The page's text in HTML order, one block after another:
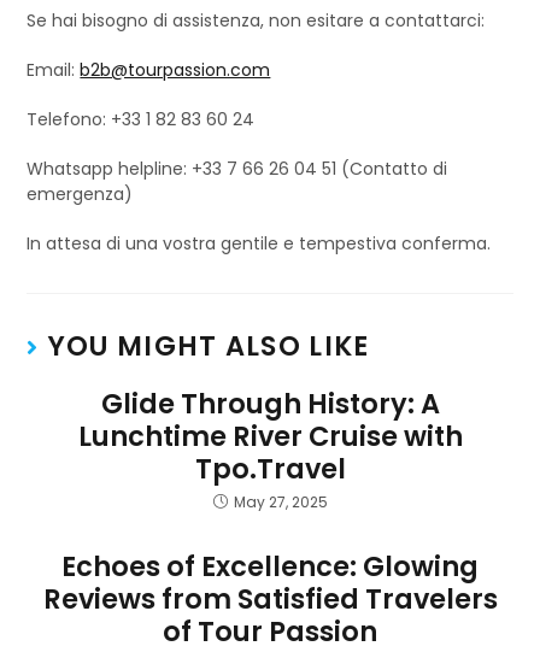
Se hai bisogno di assistenza, non esitare a contattarci:
Email:b2b@tourpassion.com
Telefono: +33 1 82 83 60 24
Whatsapp helpline: +33 7 66 26 04 51 (Contatto di
emergenza)
In attesa di una vostra gentile e tempestiva conferma.
YOU MIGHT ALSO LIKE
Glide Through History: A
Lunchtime River Cruise with
Tpo.Travel
May 27, 2025
Echoes of Excellence: Glowing
Reviews from Satisfied Travelers
of Tour Passion